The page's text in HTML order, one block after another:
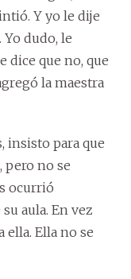
Y yo le dije
dudo, le
dice que no, que
la maestra
insisto para que
pero no se
ocurrió
aula. En vez
ella. Ella no se